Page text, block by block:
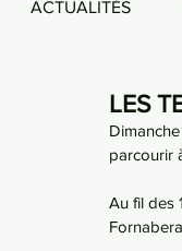
ACTUALITÉS
LES
parcourir
Au fil des